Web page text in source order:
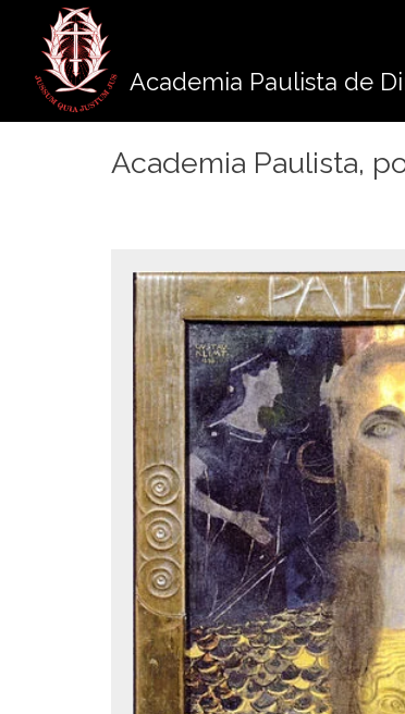
conteúdo
Academia Paulista de
Academia Paulista,